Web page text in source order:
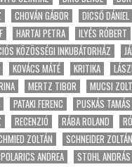
CHOVÁN GÁBOR DICSŐ DÁNIEL
HARTAI PETRA ILYÉS RÓBERT
KÖZÖSSÉGI INKUBÁTORHÁZ
KOVÁCS MÁTÉ KRITIKA
MERTZ TIBOR
MUCSI
PATAKI FERENC PUSKÁS TAMÁS
RECENZIÓ RÁBA ROLAND
ZOLTÁN SCHNEIDER ZOLTÁN
ANDREA STOHL ANDRÁS